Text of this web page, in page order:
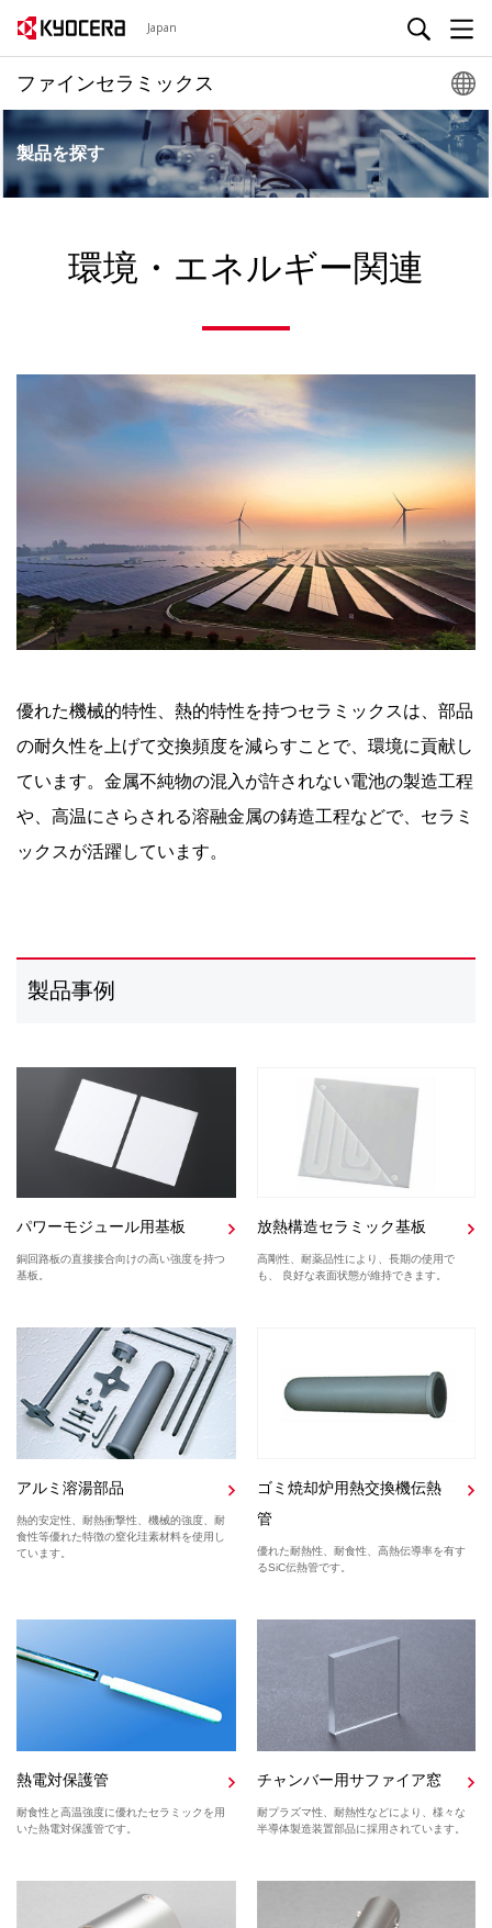
Japan
ファインセラミックス
製品を探す
環境・エネルギー関連
優れた機械的特性、熱的特性を持つセラミックスは、部品
の耐久性を上げて交換頻度を減らすことで、環境に貢献し
ています。金属不純物の混入が許されない電池の製造工程
や、高温にさらされる溶融金属の鋳造工程などで、セラミ
ックスが活躍しています。
製品事例
パワーモジュール用基板
銅回路板の直接接合向けの高い強度を持つ
基板。
放熱構造セラミック基板
高剛性、耐薬品性により、長期の使用で
も、 良好な表面状態が維持できます。
アルミ溶湯部品
熱的安定性、耐熱衝撃性、機械的強度、耐
食性等優れた特徴の窒化珪素材料を使用し
ています。
ゴミ焼却炉用熱交換機伝熱
管
優れた耐熱性、耐食性、高熱伝導率を有す
るSiC伝熱管です。
熱電対保護管
耐食性と高温強度に優れたセラミックを用
いた熱電対保護管です。
チャンバー用サファイア窓
耐プラズマ性、耐熱性などにより、様々な
半導体製造装置部品に採用されています。